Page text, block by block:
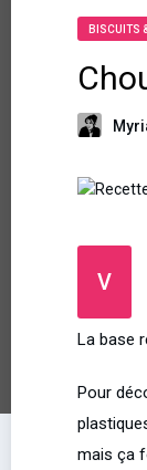
BISCUITS
V
La base
Pour
mais ça